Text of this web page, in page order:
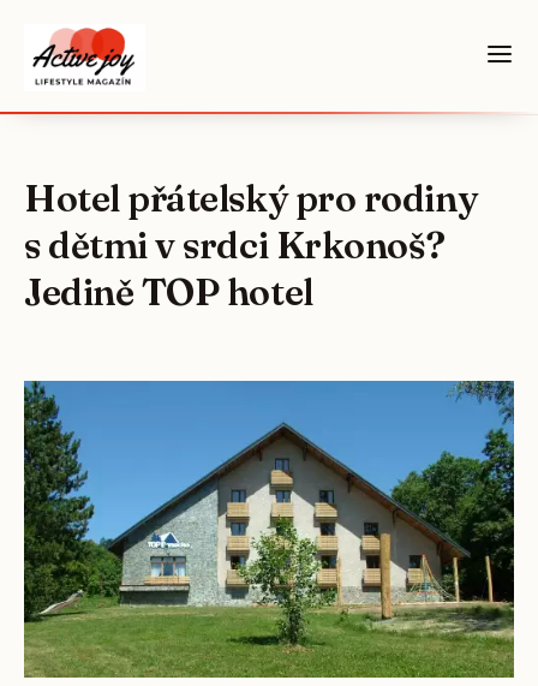
Hotel přátelský pro rodiny
s dětmi v srdci Krkonoš?
Jedině TOP hotel